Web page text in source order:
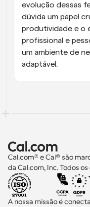
evolução dessas
dúvida um papel
produtividade e o
profissional e
um ambiente de
adaptável.
Cal.com® e Cal® são
da Cal.com, Inc. Todos
A nossa missão é